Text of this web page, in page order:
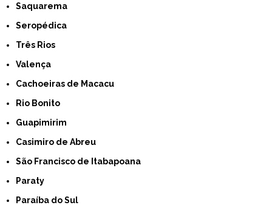
Saquarema
Seropédica
Três Rios
Valença
Cachoeiras de Macacu
Rio Bonito
Guapimirim
Casimiro de Abreu
São Francisco de Itabapoana
Paraty
Paraíba do Sul